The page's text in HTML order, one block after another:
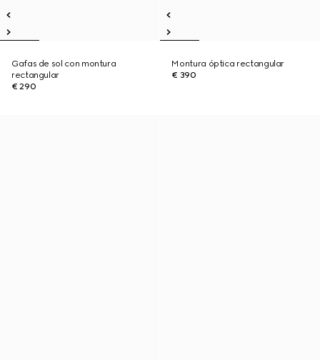
Gafas de sol con montura
rectangular
€ 290
Montura óptica rectangular
€ 390